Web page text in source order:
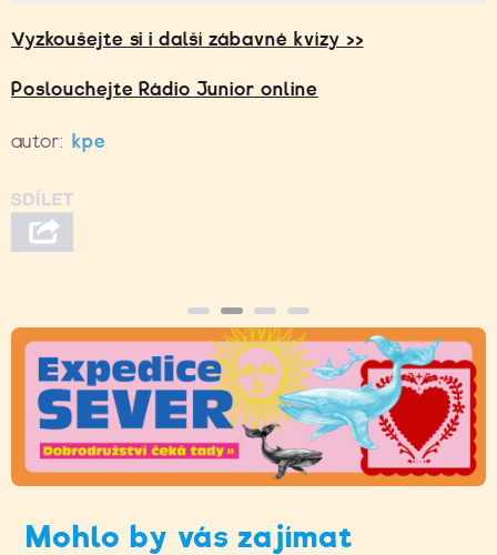
Vyzkoušejte si i další zábavné kvízy >>
Poslouchejte Rádio Junior online
autor: kpe
Mohlo by vás zajímat